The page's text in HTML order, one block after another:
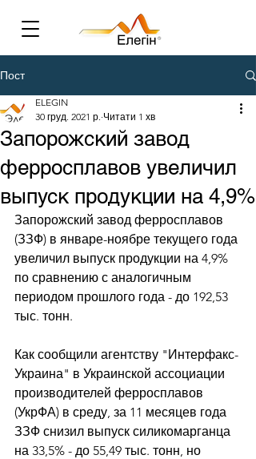
Пост
Запорожский завод
ферросплавов увеличил
выпуск продукции на 4,9%
ELEGIN
30 груд. 2021 р. Читати 1 хв
Запорожский завод ферросплавов
(ЗЗФ) в январе-ноябре текущего года
увеличил выпуск продукции на 4,9%
по сравнению с аналогичным
периодом прошлого года - до 192,53
тыс. тонн.
Как сообщили агентству "Интерфакс-
Украина" в Украинской ассоциации
производителей ферросплавов
(УкрФА) в среду, за 11 месяцев года
ЗЗФ снизил выпуск силикомарганца
на 33,5% - до 55,49 тыс. тонн, но